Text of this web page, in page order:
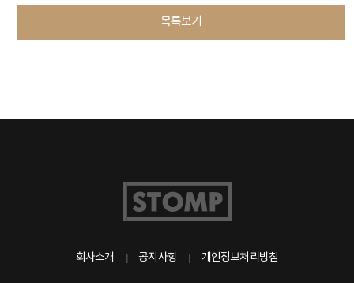
목록보기
회사소개 공지사항 개인정보처리방침